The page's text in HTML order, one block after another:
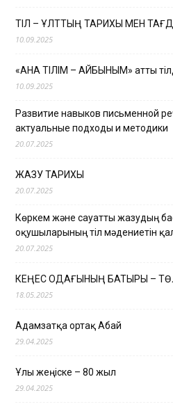
ТІЛ – ҰЛТТЫҢ ТАРИХЫ МЕН
10.09.2025
«АНА ТІЛІМ – АЙБЫНЫМ» атты
10.09.2025
Развитие навыков письменной
актуальные подходы и методики
20.07.2025
ЖАЗУ ТАРИХЫ
20.07.2025
Көркем және сауатты жазудың
оқушыларының тіл мәдениетін
20.07.2025
КЕҢЕС ОДАҒЫНЫҢ БАТЫРЫ –
18.05.2025
Адамзатқа ортақ Абай
29.04.2025
Ұлы жеңіске – 80 жыл
29.04.2025